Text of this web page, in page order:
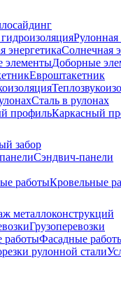
Рулонная
Солнечная
Доборные
Евроштакетник
Сталь в рулонах
Каркасный
забор
Сэндвич-панели
Кровельные
металлоконструкций
Грузоперевозки
Фасадные